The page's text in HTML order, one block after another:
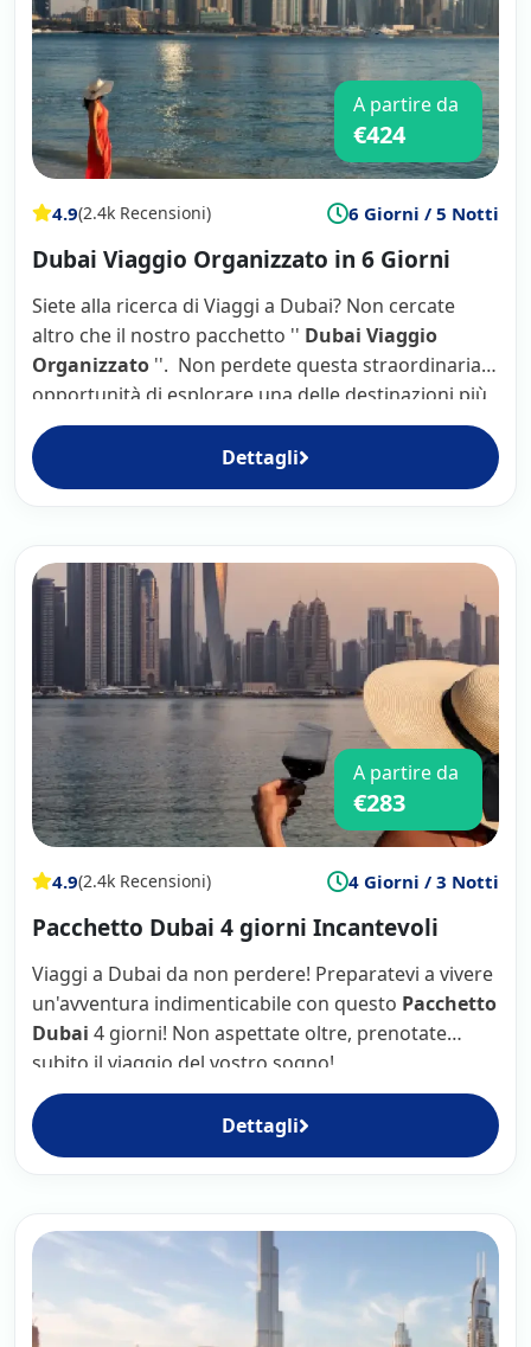
A partire da
€424
4.9(2.4k Recensioni) 6 Giorni / 5 Notti
Dubai Viaggio Organizzato in 6 Giorni
Siete alla ricerca di Viaggi a Dubai? Non cercate
altro che il nostro pacchetto '' Dubai Viaggio
Organizzato ''. Non perdete questa straordinaria
opportunità di esplorare una delle destinazioni più
eccitanti del mondo: prenotate oggi stesso il vostro
pacchetto Dubai Viaggio Organizzato !
Dettagli
A partire da
€283
4.9(2.4k Recensioni) 4 Giorni / 3 Notti
Pacchetto Dubai 4 giorni Incantevoli
Viaggi a Dubai da non perdere! Preparatevi a vivere
un'avventura indimenticabile con questo Pacchetto
Dubai 4 giorni! Non aspettate oltre, prenotate
subito il viaggio del vostro sogno!
Dettagli